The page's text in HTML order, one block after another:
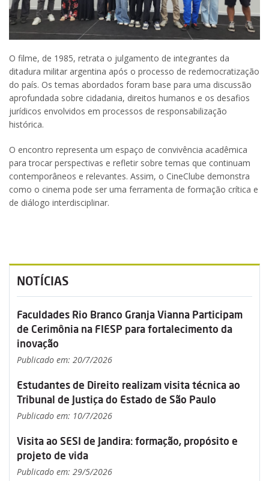
O filme, de 1985, retrata o julgamento de integrantes da
ditadura militar argentina após o processo de redemocratização
do país. Os temas abordados foram base para uma discussão
aprofundada sobre cidadania, direitos humanos e os desafios
jurídicos envolvidos em processos de responsabilização
histórica.
O encontro representa um espaço de convivência acadêmica
para trocar perspectivas e refletir sobre temas que continuam
contemporâneos e relevantes. Assim, o CineClube demonstra
como o cinema pode ser uma ferramenta de formação crítica e
de diálogo interdisciplinar.
NOTÍCIAS
Faculdades Rio Branco Granja Vianna Participam
de Cerimônia na FIESP para fortalecimento da
inovação
Publicado em: 20/7/2026
Estudantes de Direito realizam visita técnica ao
Tribunal de Justiça do Estado de São Paulo
Publicado em: 10/7/2026
Visita ao SESI de Jandira: formação, propósito e
projeto de vida
Publicado em: 29/5/2026